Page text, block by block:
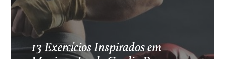
13 Exercícios Inspirados em